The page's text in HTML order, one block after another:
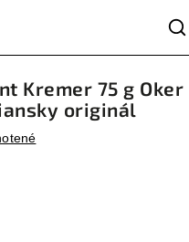
Kremer 75 g Oker
originál